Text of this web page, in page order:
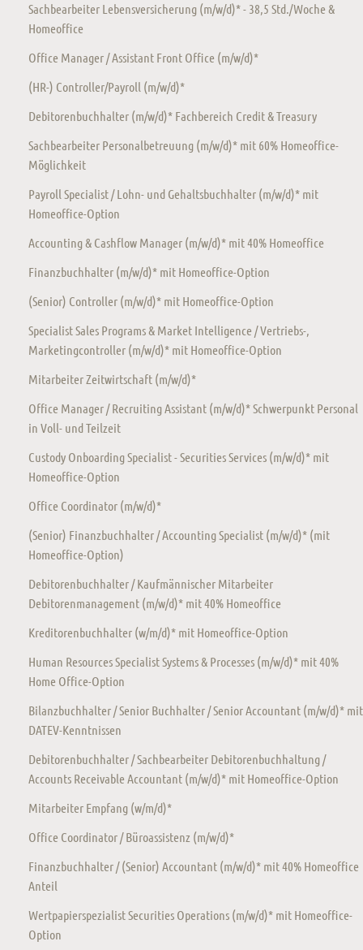
Sachbearbeiter Lebensversicherung (m/w/d)* - 38,5 Std./Woche &
Homeoffice
Office Manager / Assistant Front Office (m/w/d)*
(HR-) Controller/Payroll (m/w/d)*
Debitorenbuchhalter (m/w/d)* Fachbereich Credit & Treasury
Sachbearbeiter Personalbetreuung (m/w/d)* mit 60% Homeoffice-
Möglichkeit
Payroll Specialist / Lohn- und Gehaltsbuchhalter (m/w/d)* mit
Homeoffice-Option
Accounting & Cashflow Manager (m/w/d)* mit 40% Homeoffice
Finanzbuchhalter (m/w/d)* mit Homeoffice-Option
(Senior) Controller (m/w/d)* mit Homeoffice-Option
Specialist Sales Programs & Market Intelligence / Vertriebs-,
Marketingcontroller (m/w/d)* mit Homeoffice-Option
Mitarbeiter Zeitwirtschaft (m/w/d)*
Office Manager / Recruiting Assistant (m/w/d)* Schwerpunkt Personal
in Voll- und Teilzeit
Custody Onboarding Specialist - Securities Services (m/w/d)* mit
Homeoffice-Option
Office Coordinator (m/w/d)*
(Senior) Finanzbuchhalter / Accounting Specialist (m/w/d)* (mit
Homeoffice-Option)
Debitorenbuchhalter / Kaufmännischer Mitarbeiter
Debitorenmanagement (m/w/d)* mit 40% Homeoffice
Kreditorenbuchhalter (w/m/d)* mit Homeoffice-Option
Human Resources Specialist Systems & Processes (m/w/d)* mit 40%
Home Office-Option
Bilanzbuchhalter / Senior Buchhalter / Senior Accountant (m/w/d)* mit
DATEV-Kenntnissen
Debitorenbuchhalter / Sachbearbeiter Debitorenbuchhaltung /
Accounts Receivable Accountant (m/w/d)* mit Homeoffice-Option
Mitarbeiter Empfang (w/m/d)*
Office Coordinator / Büroassistenz (m/w/d)*
Finanzbuchhalter / (Senior) Accountant (m/w/d)* mit 40% Homeoffice
Anteil
Wertpapierspezialist Securities Operations (m/w/d)* mit Homeoffice-
Option